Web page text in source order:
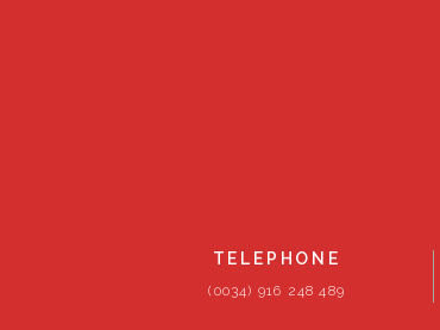
TELEPHONE
(0034) 916 248 489